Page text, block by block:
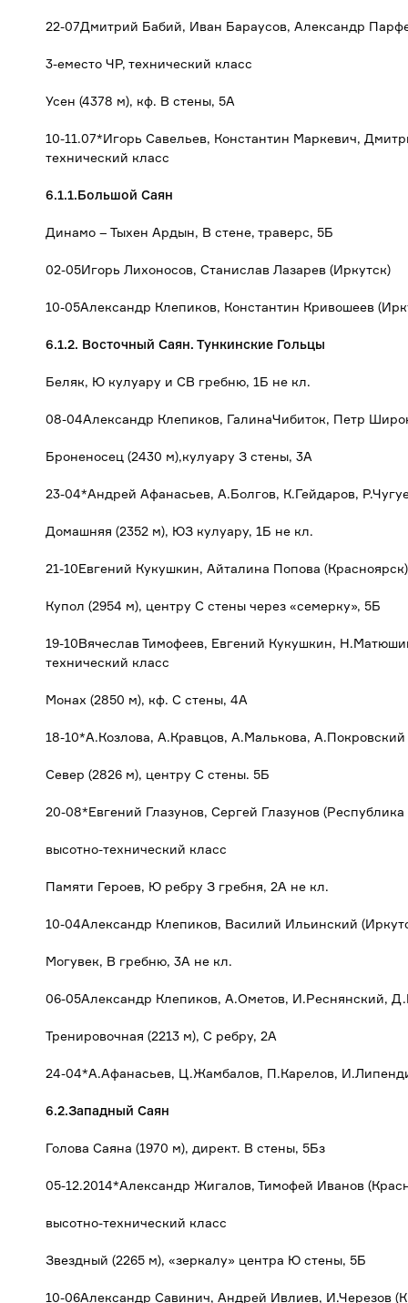
22-07Дмитрий Бабий, Иван Бараусов, Александр
3-еместо ЧР, технический класс
Усен (4378 м), кф. В стены, 5А
10-11.07*Игорь Савельев, Константин Маркевич,
технический класс
6.1.1.Большой Саян
Динамо – Тыхен Ардын, В стене, траверс, 5Б
02-05Игорь Лихоносов, Станислав Лазарев (Иркутск)
10-05Александр Клепиков, Константин Кривошеев
6.1.2. Восточный Саян. Тункинские Гольцы
Беляк, Ю кулуару и СВ гребню, 1Б не кл.
08-04Александр Клепиков, ГалинаЧибиток, Петр
Броненосец (2430 м),кулуару З стены, 3А
23-04*Андрей Афанасьев, А.Болгов, К.Гейдаров,
Домашняя (2352 м), ЮЗ кулуару, 1Б не кл.
21-10Евгений Кукушкин, Айталина Попова (Красноярск)
Купол (2954 м), центру С стены через «семерку», 5Б
19-10Вячеслав Тимофеев, Евгений Кукушкин,
технический класс
Монах (2850 м), кф. С стены, 4А
18-10*А.Козлова, А.Кравцов, А.Малькова, А.Покровский
Север (2826 м), центру С стены. 5Б
20-08*Евгений Глазунов, Сергей Глазунов
высотно-технический класс
Памяти Героев, Ю ребру З гребня, 2А не кл.
10-04Александр Клепиков, Василий Ильинский
Могувек, В гребню, 3А не кл.
06-05Александр Клепиков, А.Ометов, И.Реснянский,
Тренировочная (2213 м), С ребру, 2А
24-04*А.Афанасьев, Ц.Жамбалов, П.Карелов,
6.2.Западный Саян
Голова Саяна (1970 м), директ. В стены, 5Бз
05-12.2014*Александр Жигалов, Тимофей Иванов
высотно-технический класс
Звездный (2265 м), «зеркалу» центра Ю стены, 5Б
10-06Александр Савинич, Андрей Ивлиев, И.Черезов